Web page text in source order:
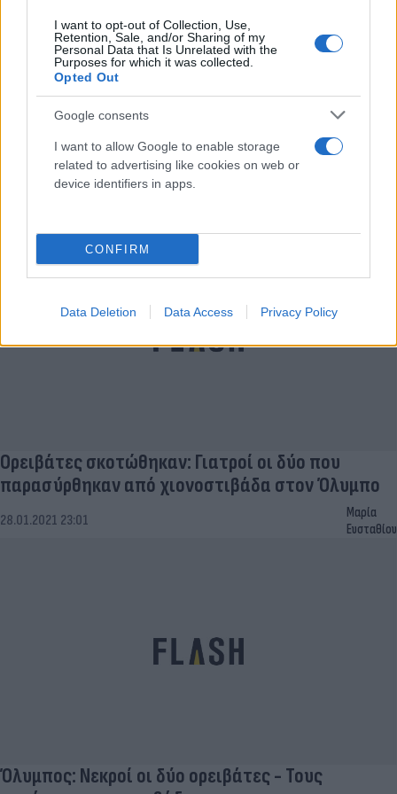
I want to opt-out of Collection, Use,
Retention, Sale, and/or Sharing of my
Personal Data that Is Unrelated with the
Purposes for which it was collected.
Opted Out
Google consents
I want to allow Google to enable storage
related to advertising like cookies on web or
device identifiers in apps.
CONFIRM
Data Deletion Data Access Privacy Policy
Καλάβρυτα αγνοούμενοι: Βρέθηκε χωρίς τις
αισθήσεις του ο ένας από τους τρεις ορειβάτες
Ορειβάτες σκοτώθηκαν: Γιατροί οι δύο που
παρασύρθηκαν από χιονοστιβάδα στον Όλυμπο
28.01.2021 23:01
Μαρία
Ευσταθίου
Όλυμπος: Νεκροί οι δύο ορειβάτες - Τους